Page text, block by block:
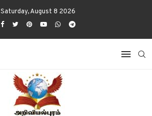
Saturday, August 8 2026